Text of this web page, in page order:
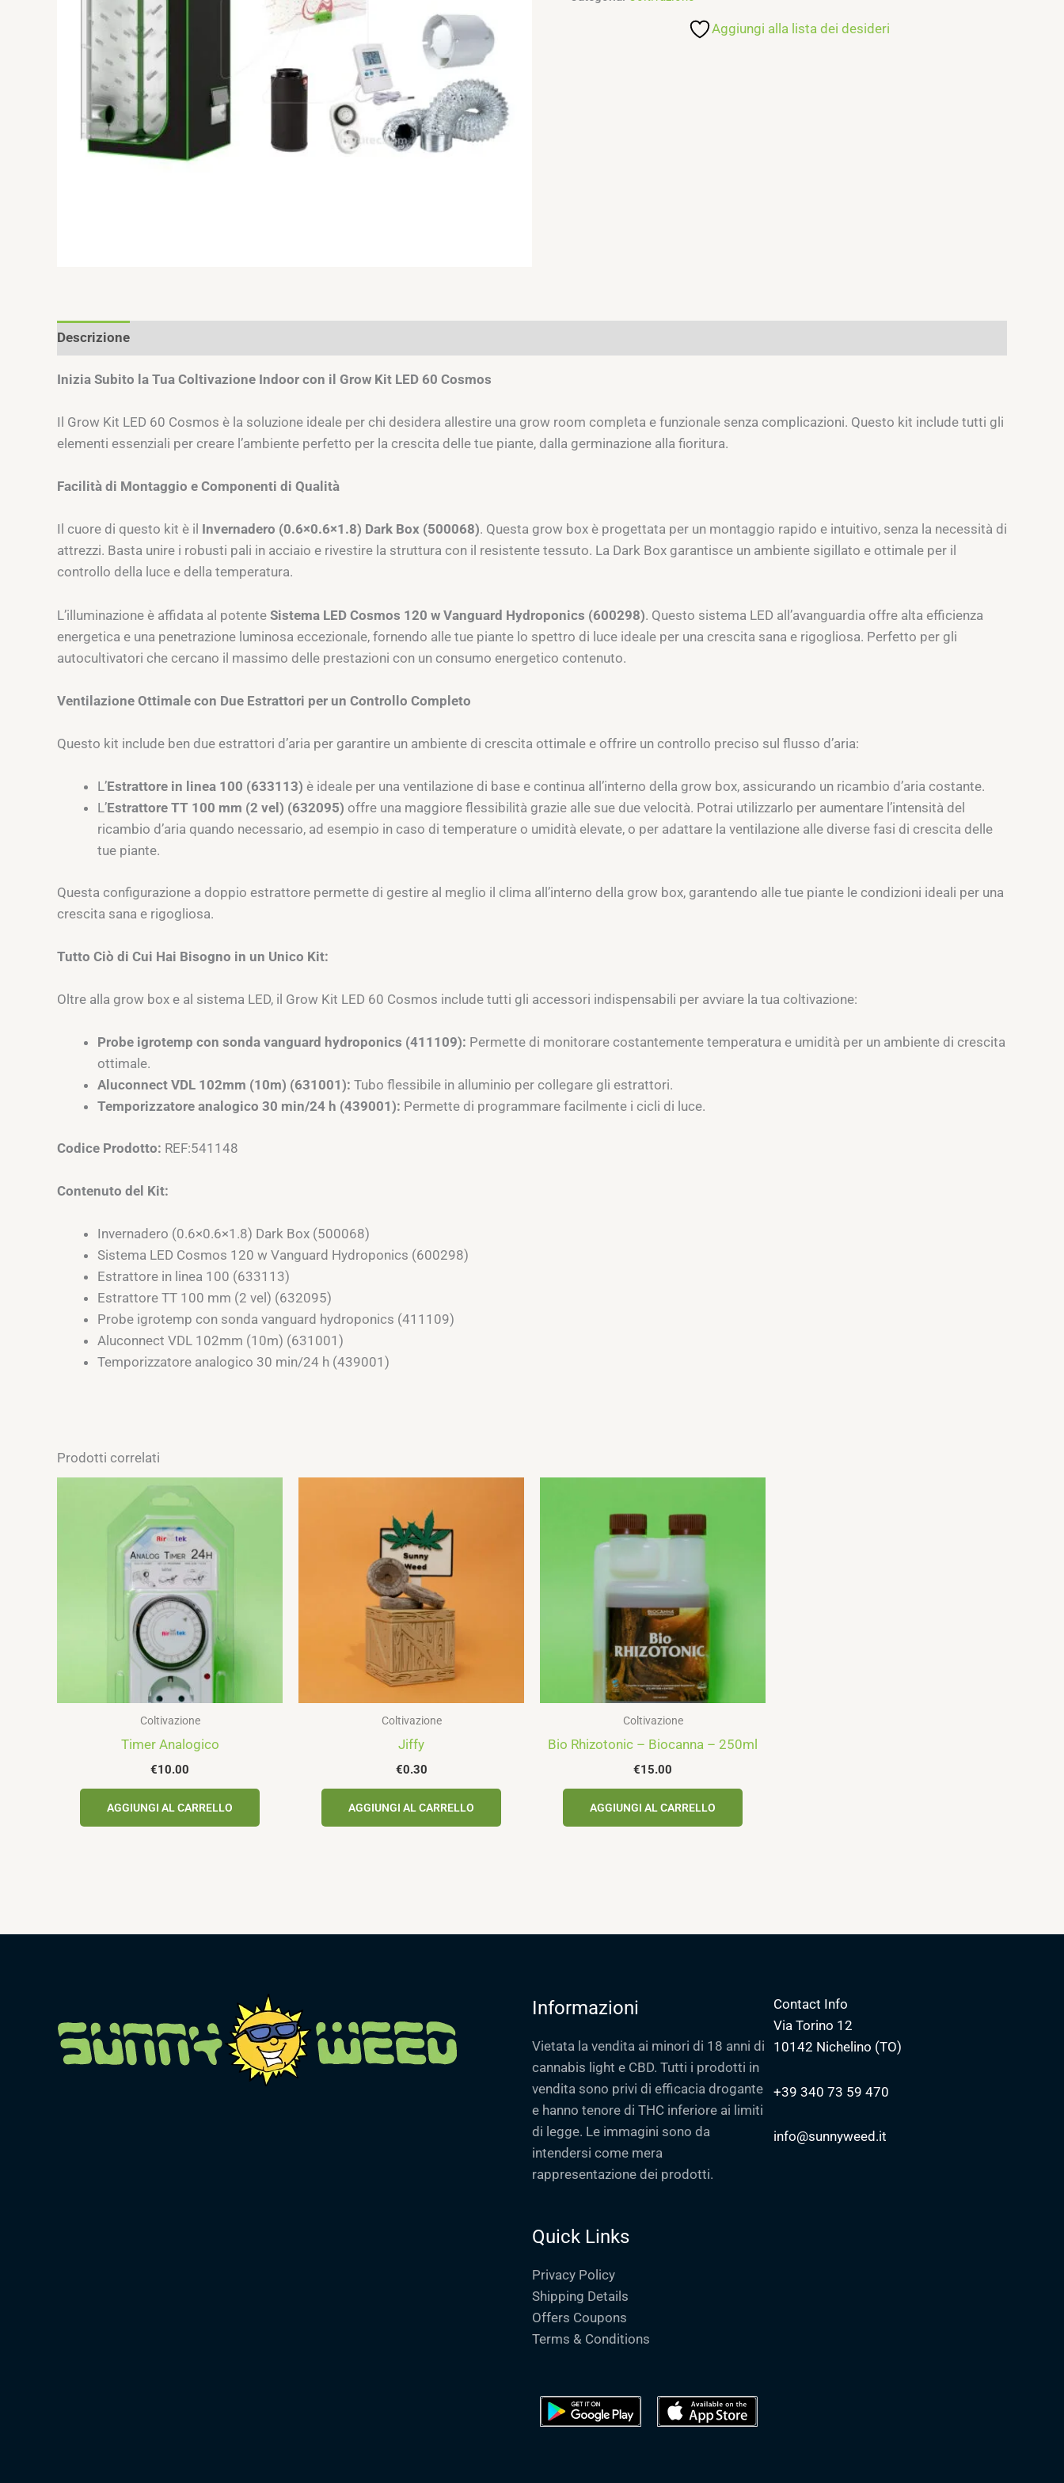
Aggiungi alla lista dei desideri
Descrizione
Inizia Subito la Tua Coltivazione Indoor con il Grow Kit LED 60 Cosmos
Il Grow Kit LED 60 Cosmos è la soluzione ideale per chi desidera allestire una grow room completa e funzionale senza complicazioni. Questo kit include tutti gli
elementi essenziali per creare l’ambiente perfetto per la crescita delle tue piante, dalla germinazione alla fioritura.
Facilità di Montaggio e Componenti di Qualità
Il cuore di questo kit è il Invernadero (0.6×0.6×1.8) Dark Box (500068). Questa grow box è progettata per un montaggio rapido e intuitivo, senza la necessità di
attrezzi. Basta unire i robusti pali in acciaio e rivestire la struttura con il resistente tessuto. La Dark Box garantisce un ambiente sigillato e ottimale per il
controllo della luce e della temperatura.
L’illuminazione è affidata al potente Sistema LED Cosmos 120 w Vanguard Hydroponics (600298). Questo sistema LED all’avanguardia offre alta efficienza
energetica e una penetrazione luminosa eccezionale, fornendo alle tue piante lo spettro di luce ideale per una crescita sana e rigogliosa. Perfetto per gli
autocultivatori che cercano il massimo delle prestazioni con un consumo energetico contenuto.
Ventilazione Ottimale con Due Estrattori per un Controllo Completo
Questo kit include ben due estrattori d’aria per garantire un ambiente di crescita ottimale e offrire un controllo preciso sul flusso d’aria:
L’Estrattore in linea 100 (633113) è ideale per una ventilazione di base e continua all’interno della grow box, assicurando un ricambio d’aria costante.
L’Estrattore TT 100 mm (2 vel) (632095) offre una maggiore flessibilità grazie alle sue due velocità. Potrai utilizzarlo per aumentare l’intensità del
ricambio d’aria quando necessario, ad esempio in caso di temperature o umidità elevate, o per adattare la ventilazione alle diverse fasi di crescita delle
tue piante.
Questa configurazione a doppio estrattore permette di gestire al meglio il clima all’interno della grow box, garantendo alle tue piante le condizioni ideali per una
crescita sana e rigogliosa.
Tutto Ciò di Cui Hai Bisogno in un Unico Kit:
Oltre alla grow box e al sistema LED, il Grow Kit LED 60 Cosmos include tutti gli accessori indispensabili per avviare la tua coltivazione:
Probe igrotemp con sonda vanguard hydroponics (411109): Permette di monitorare costantemente temperatura e umidità per un ambiente di crescita
ottimale.
Aluconnect VDL 102mm (10m) (631001): Tubo flessibile in alluminio per collegare gli estrattori.
Temporizzatore analogico 30 min/24 h (439001): Permette di programmare facilmente i cicli di luce.
Codice Prodotto: REF:541148
Contenuto del Kit:
Invernadero (0.6×0.6×1.8) Dark Box (500068)
Sistema LED Cosmos 120 w Vanguard Hydroponics (600298)
Estrattore in linea 100 (633113)
Estrattore TT 100 mm (2 vel) (632095)
Probe igrotemp con sonda vanguard hydroponics (411109)
Aluconnect VDL 102mm (10m) (631001)
Temporizzatore analogico 30 min/24 h (439001)
Prodotti correlati
Coltivazione
Timer Analogico
€10.00
AGGIUNGI AL CARRELLO
Coltivazione
Jiffy
€0.30
AGGIUNGI AL CARRELLO
Coltivazione
Bio Rhizotonic – Biocanna – 250ml
€15.00
AGGIUNGI AL CARRELLO
Informazioni
Vietata la vendita ai minori di 18 anni di
cannabis light e CBD. Tutti i prodotti in
vendita sono privi di efficacia drogante
e hanno tenore di THC inferiore ai limiti
di legge. Le immagini sono da
intendersi come mera
rappresentazione dei prodotti.
Quick Links
Privacy Policy
Shipping Details
Offers Coupons
Terms & Conditions
Contact Info
Via Torino 12
10142 Nichelino (TO)
+39 340 73 59 470
info@sunnyweed.it